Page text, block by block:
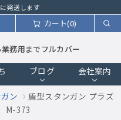
発送します
カート(0)
務用までフルカバー
ブログ 会社案内
ン
盾型スタンガン プラズ
M-373